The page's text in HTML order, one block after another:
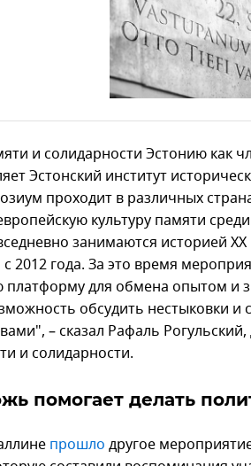
и солидарности Эстонию как
Эстонский институт
проходит в различных
культуру памяти
занимаются историей XX
2012 года. За это время
платформу для обмена опытом и
обсудить нестыковки и
– сказал Рафаль Рогульский,
и солидарности.
помогает делать
прошло другое